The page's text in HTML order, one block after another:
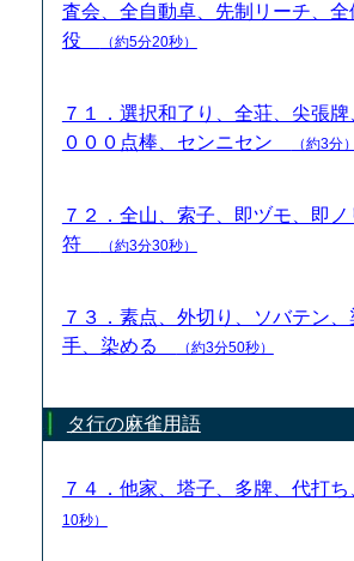
査会、全自動卓、先制リーチ、
役
（約5分20秒）
７１．選択和了り、全荘、尖張牌
０００点棒、センニセン
（約3分）
７２．全山、索子、即ヅモ、即
符
（約3分30秒）
７３．素点、外切り、ソバテン
手、染める
（約3分50秒）
タ行の麻雀用語
７４．他家、塔子、多牌、代打
10秒）